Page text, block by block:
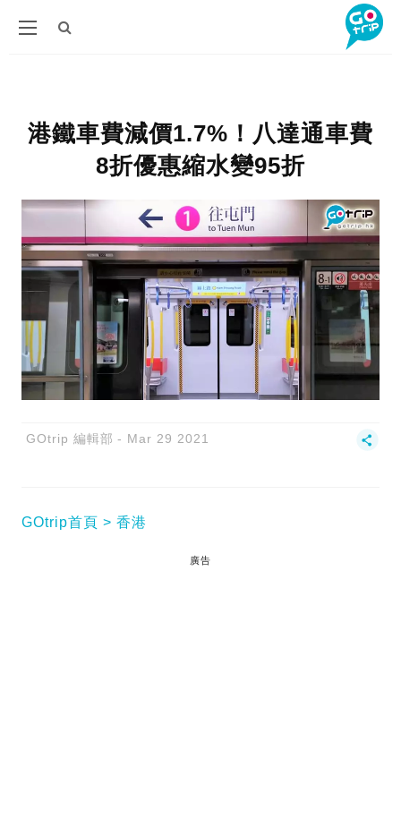
港鐵車費減價1.7%！八達通車費
8折優惠縮水變95折
GOtrip 編輯部 Mar 29 2021
GOtrip首頁 香港
廣告